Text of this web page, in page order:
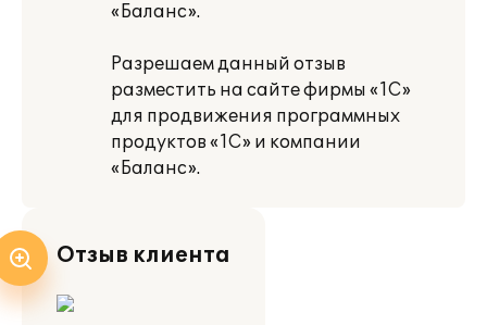
«Баланс».
Разрешаем данный отзыв
разместить на сайте фирмы «1С»
для продвижения программных
продуктов «1С» и компании
«Баланс».
Отзыв клиента